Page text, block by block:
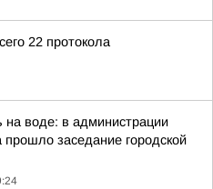
22 протокола
на воде: в администрации
прошло заседание городской